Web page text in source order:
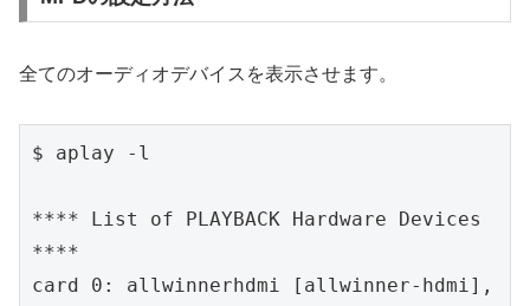
全てのオーディオデバイスを表示させます。
$ aplay -l
**** List of PLAYBACK Hardware Devices
****
card 0: allwinnerhdmi [allwinner-hdmi],